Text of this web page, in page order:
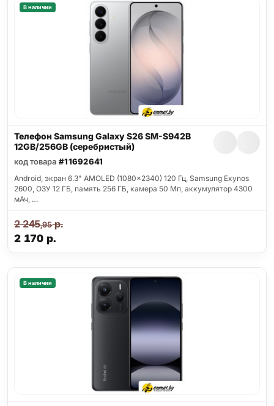
В наличии
Телефон Samsung Galaxy S26 SM-S942B
12GB/256GB (серебристый)
код товара #11692641
Android, экран 6.3" AMOLED (1080x2340) 120 Гц, Samsung Exynos
2600, ОЗУ 12 ГБ, память 256 ГБ, камера 50 Мп, аккумулятор 4300
мАч, …
2 170 р.
2 245,95р.
В наличии